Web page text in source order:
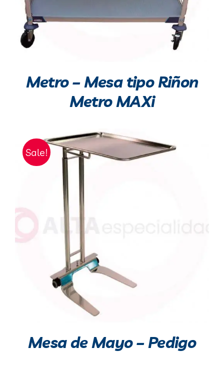
Metro – Mesa tipo Riñon
Metro MAXi
Sale!
AÑADIR AL CARRITO
Mesa de Mayo – Pedigo